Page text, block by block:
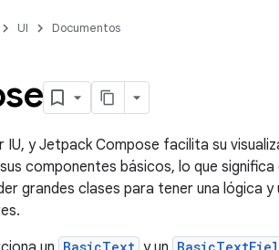
UI Documentos
y Jetpack Compose facilita su
componentes básicos, lo que significa
grandes clases para tener una lógica y